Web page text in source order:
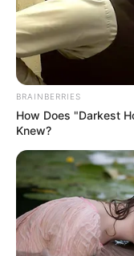
BRAINBERRIES
How Does "Darkest
Knew?